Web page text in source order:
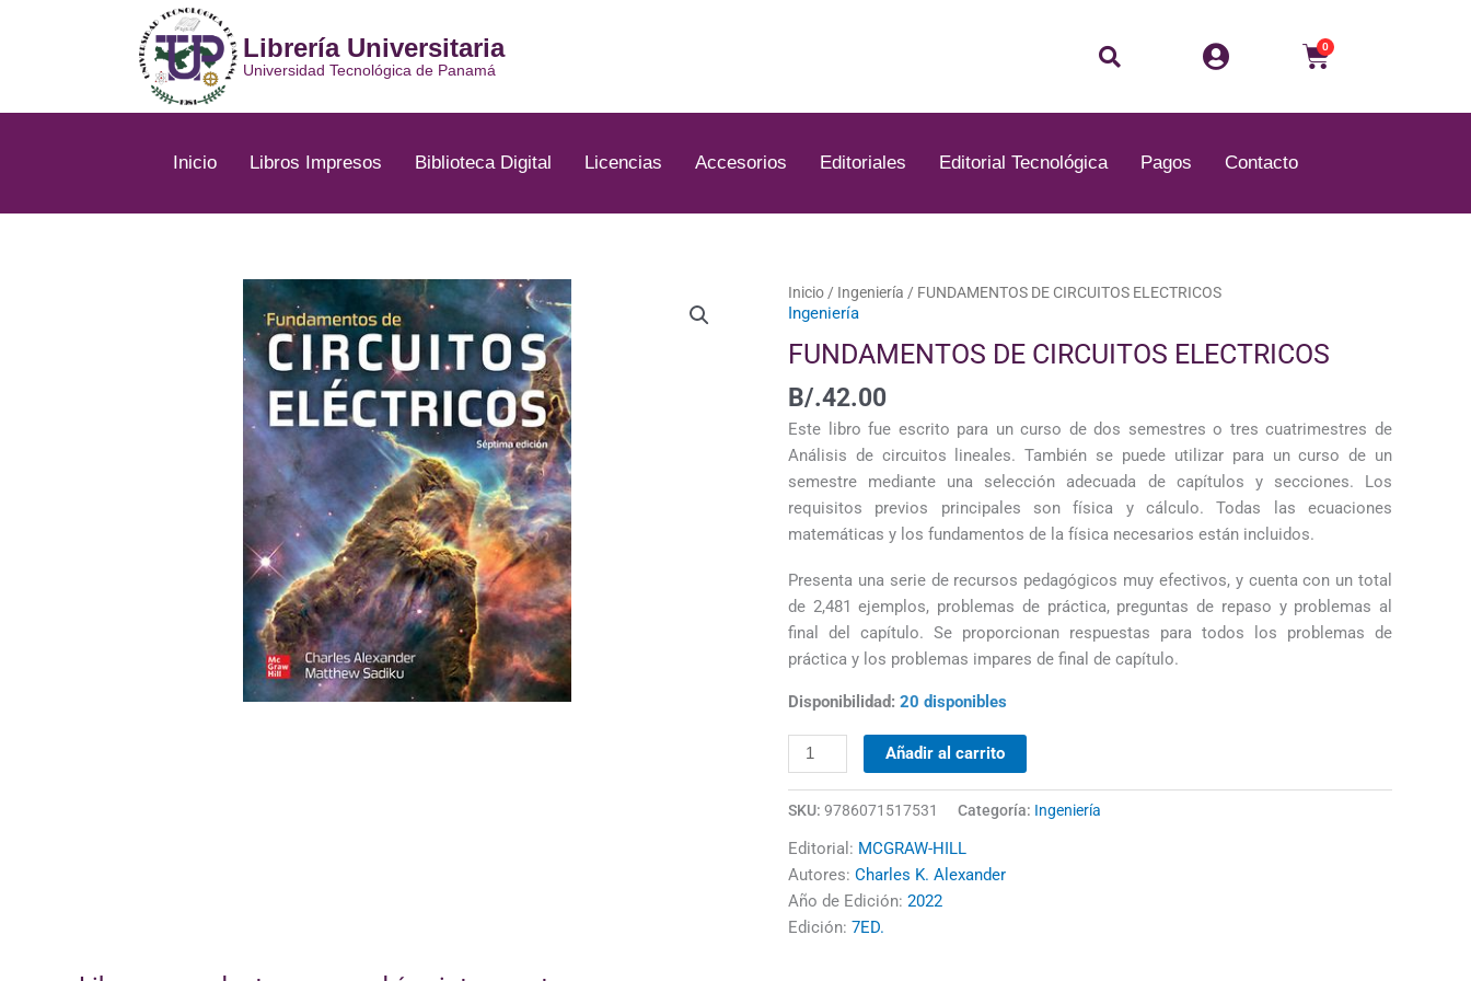
Librería Universitaria
Universidad Tecnológica de Panamá Buscar 0
Carrito
Inicio Libros Impresos Biblioteca Digital Licencias Accesorios Editoriales Editorial Tecnológica Pagos Contacto
Inicio / Ingeniería / FUNDAMENTOS DE CIRCUITOS ELECTRICOS
Ingeniería
FUNDAMENTOS DE CIRCUITOS ELECTRICOS
B/.42.00
Este libro fue escrito para un curso de dos semestres o tres cuatrimestres de
Análisis de circuitos lineales. También se puede utilizar para un curso de un
semestre mediante una selección adecuada de capítulos y secciones. Los
requisitos previos principales son física y cálculo. Todas las ecuaciones
matemáticas y los fundamentos de la física necesarios están incluidos.
Presenta una serie de recursos pedagógicos muy efectivos, y cuenta con un total
de 2,481 ejemplos, problemas de práctica, preguntas de repaso y problemas al
final del capítulo. Se proporcionan respuestas para todos los problemas de
práctica y los problemas impares de final de capítulo.
Disponibilidad: 20 disponibles
FUNDAMENTOS
DE
CIRCUITOS
ELECTRICOS
cantidad
Añadir al carrito
SKU: 9786071517531 Categoría: Ingeniería
Editorial: MCGRAW-HILL
Autores: Charles K. Alexander
Año de Edición: 2022
Edición: 7ED.